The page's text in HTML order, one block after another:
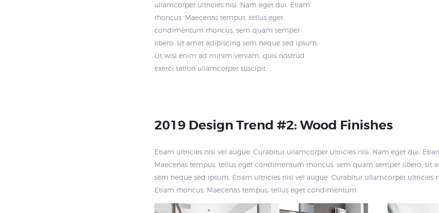
ullamcorper ultricies nisi. Nam eget dui. Etiam
rhoncus. Maecenas tempus, tellus eget
condimentum rhoncus, sem quam semper
libero, sit amet adipiscing sem neque sed ipsum.
Ut wisi enim ad minim veniam, quis nostrud
exerci tation ullamcorper suscipit.
2019 Design Trend #2: Wood Finishes
Etiam ultricies nisi vel augue. Curabitur ullamcorper ultricies nisi. Nam eget dui.
Maecenas tempus, tellus eget condimentum rhoncus, sem quam semper libero, sit
sem neque sed ipsum. Etiam ultricies nisi vel augue. Curabitur ullamcorper ultricies
Etiam rhoncus. Maecenas tempus, tellus eget condimentum.